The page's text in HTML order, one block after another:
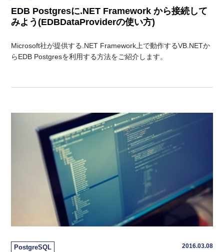
EDB Postgresに.NET Framework から接続して
みよう(EDBDataProviderの使い方)
Microsoft社が提供する.NET Framework上で動作するVB.NETか
らEDB Postgresを利用する方法をご紹介します。
PostgreSQL 2016.03.08